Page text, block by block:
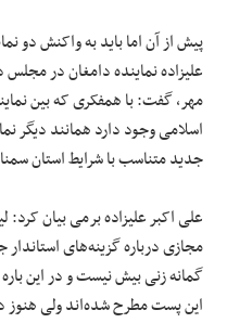
پیش از آن اما باید به واکنش دو
علیزاده نماینده دامغان در مجلس
مهر، گفت: با همفکری که بین
اسلامی وجود دارد همانند دیگر
جدید متناسب با شرایط استان
علی اکبر علیزادهبرمیبیان
مجازی درباره گزینه‌های
گمانه زنی بیش نیست و در اینباره
این پست مطرح شده‌اند ولی هنوز